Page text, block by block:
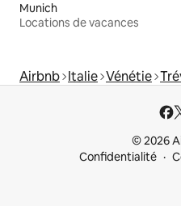
Munich
Locations de vacances
Airbnb Italie Vénétie
© 2026
Confidentialité